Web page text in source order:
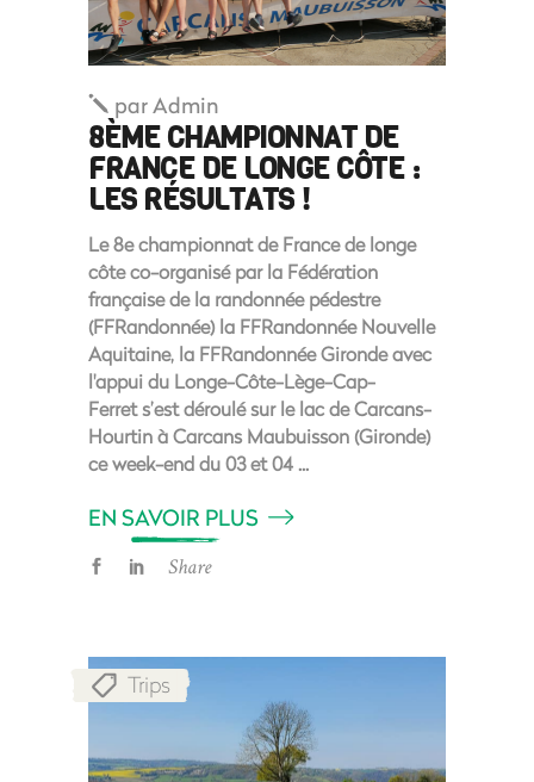
par Admin
8ÈME CHAMPIONNAT DE
FRANCE DE LONGE CÔTE :
LES RÉSULTATS !
Le 8e championnat de France de longe
côte co-organisé par la Fédération
française de la randonnée pédestre
(FFRandonnée) la FFRandonnée Nouvelle
Aquitaine, la FFRandonnée Gironde avec
l'appui du Longe-Côte-Lège-Cap-
Ferret s’est déroulé sur le lac de Carcans-
Hourtin à Carcans Maubuisson (Gironde)
ce week-end du 03 et 04
EN SAVOIR PLUS
Share
Trips